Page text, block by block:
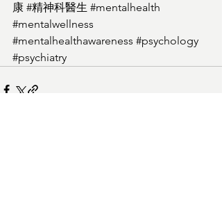
康 #精神科醫生 #mentalhealth
#mentalwellness
#mentalhealthawareness #psychology
#psychiatry